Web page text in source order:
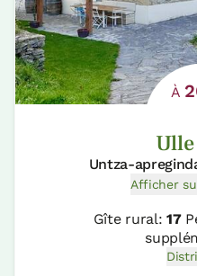
À
Untza-
Afficher
Gîte rural: 17